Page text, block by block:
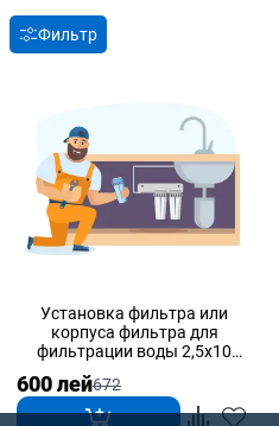
Фильтр
Установка фильтра или
корпуса фильтра для
фильтрации воды 2,5x10
600 лей672